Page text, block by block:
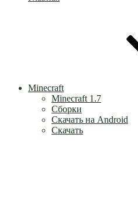
Minecraft
Minecraft 1.7
Сборки
Скачать на Android
Скачать